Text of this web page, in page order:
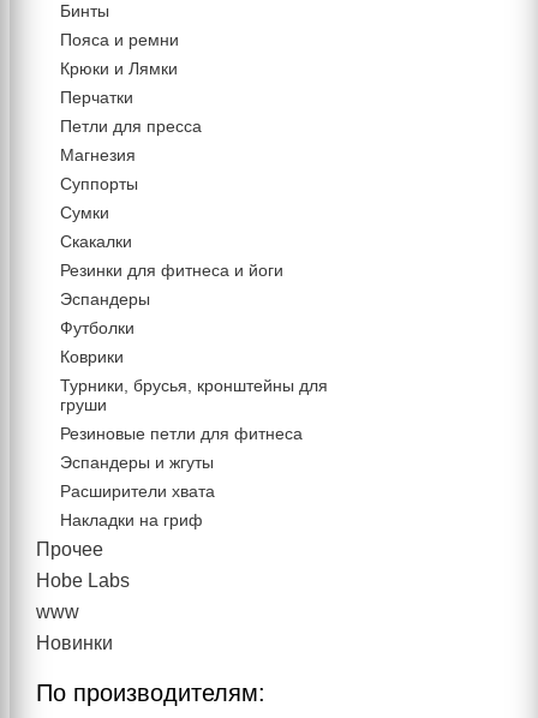
Бинты
Пояса и ремни
Крюки и Лямки
Перчатки
Петли для пресса
Магнезия
Суппорты
Сумки
Скакалки
Резинки для фитнеса и йоги
Эспандеры
Футболки
Коврики
Турники, брусья, кронштейны для
груши
Резиновые петли для фитнеса
Эспандеры и жгуты
Расширители хвата
Накладки на гриф
Прочее
Hobe Labs
www
Новинки
По производителям: